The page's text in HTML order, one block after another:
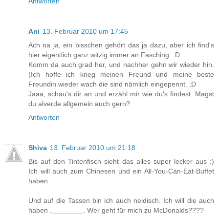
Ani 13. Februar 2010 um 17:45
Ach na ja, ein bisschen gehört das ja dazu, aber ich find's
hier eigentlich ganz witzig immer an Fasching. :D
Komm da auch grad her, und nachher gehn wir wieder hin.
(Ich hoffe ich krieg meinen Freund und meine beste
Freundin wieder wach die sind nämlich eingepennt. ;D
Jaaa, schau's dir an und erzähl mir wie du's findest. Magst
du alverde allgemein auch gern?
Antworten
Shiva 13. Februar 2010 um 21:18
Bis auf den Tintenfisch sieht das alles super lecker aus :)
Ich will auch zum Chinesen und ein All-You-Can-Eat-Buffet
haben.
Und auf die Tassen bin ich auch neidisch. Ich will die auch
haben .________. Wer geht für mich zu McDonalds????